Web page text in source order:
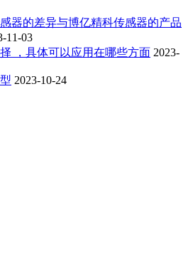
器的差异与博亿精科传感器的产品
11-03
，具体可以应用在哪些方面 2023-
2023-10-24